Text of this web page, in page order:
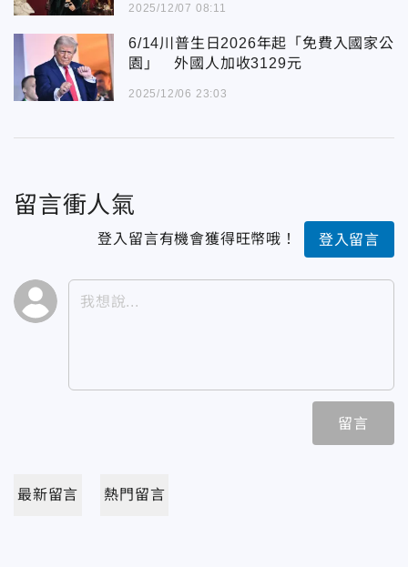
2025/12/07 08:11
6/14川普生日2026年起「免費入國家公
園」 外國人加收3129元
2025/12/06 23:03
留言衝人氣
登入留言有機會獲得旺幣哦！ 登入留言
留言
最新留言 熱門留言